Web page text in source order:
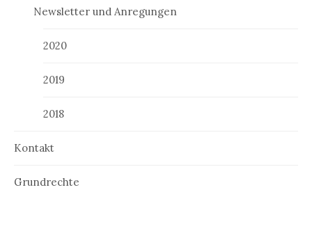
Newsletter und Anregungen
2020
2019
2018
Kontakt
Grundrechte